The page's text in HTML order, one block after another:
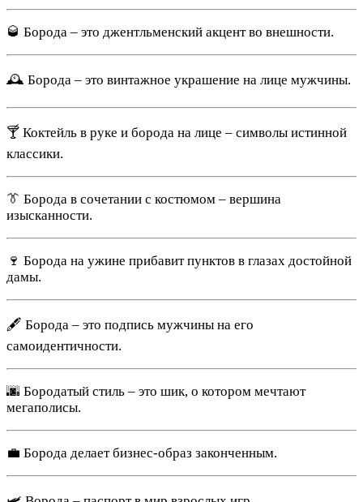
🥃 Борода – это джентльменский акцент во внешности.
🕰️ Борода – это винтажное украшение на лице мужчины.
🍸 Коктейль в руке и борода на лице – символы истинной
классики.
👔 Борода в сочетании с костюмом – вершина
изысканности.
🍷 Борода на ужине прибавит пунктов в глазах достойной
дамы.
🖋️ Борода – это подпись мужчины на его
самоидентичности.
🌆 Бородатый стиль – это шик, о котором мечтают
мегаполисы.
💼 Борода делает бизнес-образ законченным.